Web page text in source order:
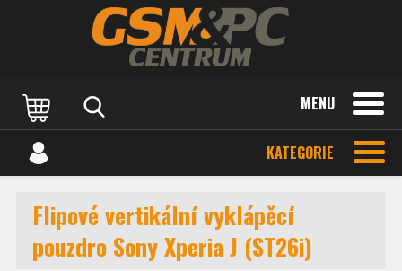
MENU
KATEGORIE
Flipové vertikální vyklápěcí
pouzdro Sony Xperia J (ST26i)